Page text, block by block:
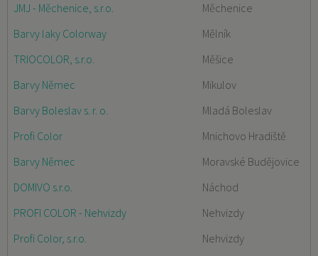
JMJ - Měchenice, s.r.o.
Měchenice
Barvy laky Colorway
Mělník
TRIOCOLOR, s.r.o.
Měšice
Barvy Němec
Mikulov
Barvy Boleslav s. r. o.
Mladá Boleslav
Profi Color
Mnichovo Hradiště
Barvy Němec
Moravské Budějovice
DOMIVO s.r.o.
Náchod
PROFI COLOR - Nehvizdy
Nehvizdy
Profi Color, s.r.o.
Nehvizdy